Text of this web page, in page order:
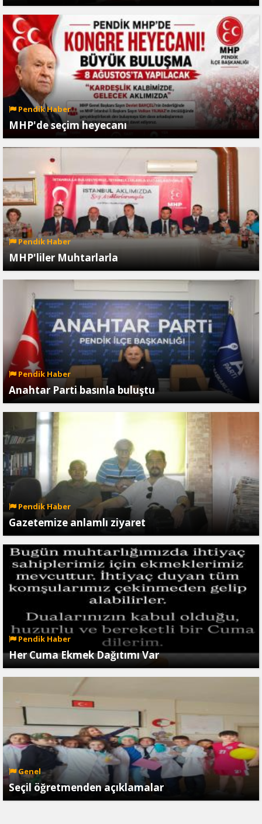
Pendik Haber
MHP'de seçim heyecanı
Pendik Haber
MHP'liler Muhtarlarla
Pendik Haber
Anahtar Parti basınla buluştu
Pendik Haber
Gazetemize anlamlı ziyaret
Pendik Haber
Her Cuma Ekmek Dağıtımı Var
Genel
Seçil öğretmenden açıklamalar